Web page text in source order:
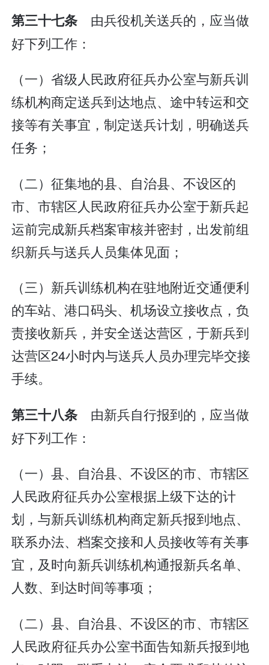
第三十七条 由兵役机关送兵的，应当做
好下列工作：
（一）省级人民政府征兵办公室与新兵训
练机构商定送兵到达地点、途中转运和交
接等有关事宜，制定送兵计划，明确送兵
任务；
（二）征集地的县、自治县、不设区的
市、市辖区人民政府征兵办公室于新兵起
运前完成新兵档案审核并密封，出发前组
织新兵与送兵人员集体见面；
（三）新兵训练机构在驻地附近交通便利
的车站、港口码头、机场设立接收点，负
责接收新兵，并安全送达营区，于新兵到
达营区24小时内与送兵人员办理完毕交接
手续。
第三十八条 由新兵自行报到的，应当做
好下列工作：
（一）县、自治县、不设区的市、市辖区
人民政府征兵办公室根据上级下达的计
划，与新兵训练机构商定新兵报到地点、
联系办法、档案交接和人员接收等有关事
宜，及时向新兵训练机构通报新兵名单、
人数、到达时间等事项；
（二）县、自治县、不设区的市、市辖区
人民政府征兵办公室书面告知新兵报到地